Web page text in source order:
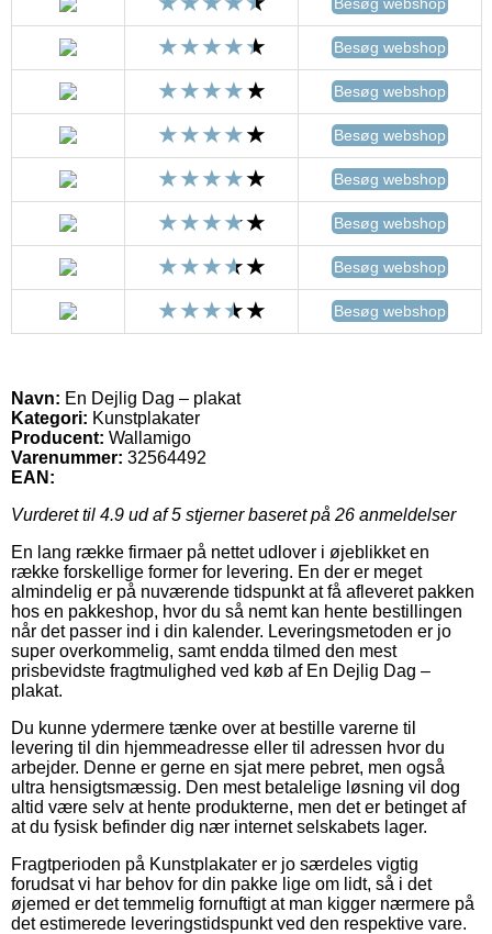
Besøg webshop
Besøg webshop
Besøg webshop
Besøg webshop
Besøg webshop
Besøg webshop
Besøg webshop
Navn: En Dejlig Dag – plakat
Kategori: Kunstplakater
Producent: Wallamigo
Varenummer: 32564492
EAN:
Vurderet til 4.9 ud af 5 stjerner baseret på 26 anmeldelser
En lang række firmaer på nettet udlover i øjeblikket en
række forskellige former for levering. En der er meget
almindelig er på nuværende tidspunkt at få afleveret pakken
hos en pakkeshop, hvor du så nemt kan hente bestillingen
når det passer ind i din kalender. Leveringsmetoden er jo
super overkommelig, samt endda tilmed den mest
prisbevidste fragtmulighed ved køb af En Dejlig Dag –
plakat.
Du kunne ydermere tænke over at bestille varerne til
levering til din hjemmeadresse eller til adressen hvor du
arbejder. Denne er gerne en sjat mere pebret, men også
ultra hensigtsmæssig. Den mest betalelige løsning vil dog
altid være selv at hente produkterne, men det er betinget af
at du fysisk befinder dig nær internet selskabets lager.
Fragtperioden på Kunstplakater er jo særdeles vigtig
forudsat vi har behov for din pakke lige om lidt, så i det
øjemed er det temmelig fornuftigt at man kigger nærmere på
det estimerede leveringstidspunkt ved den respektive vare.